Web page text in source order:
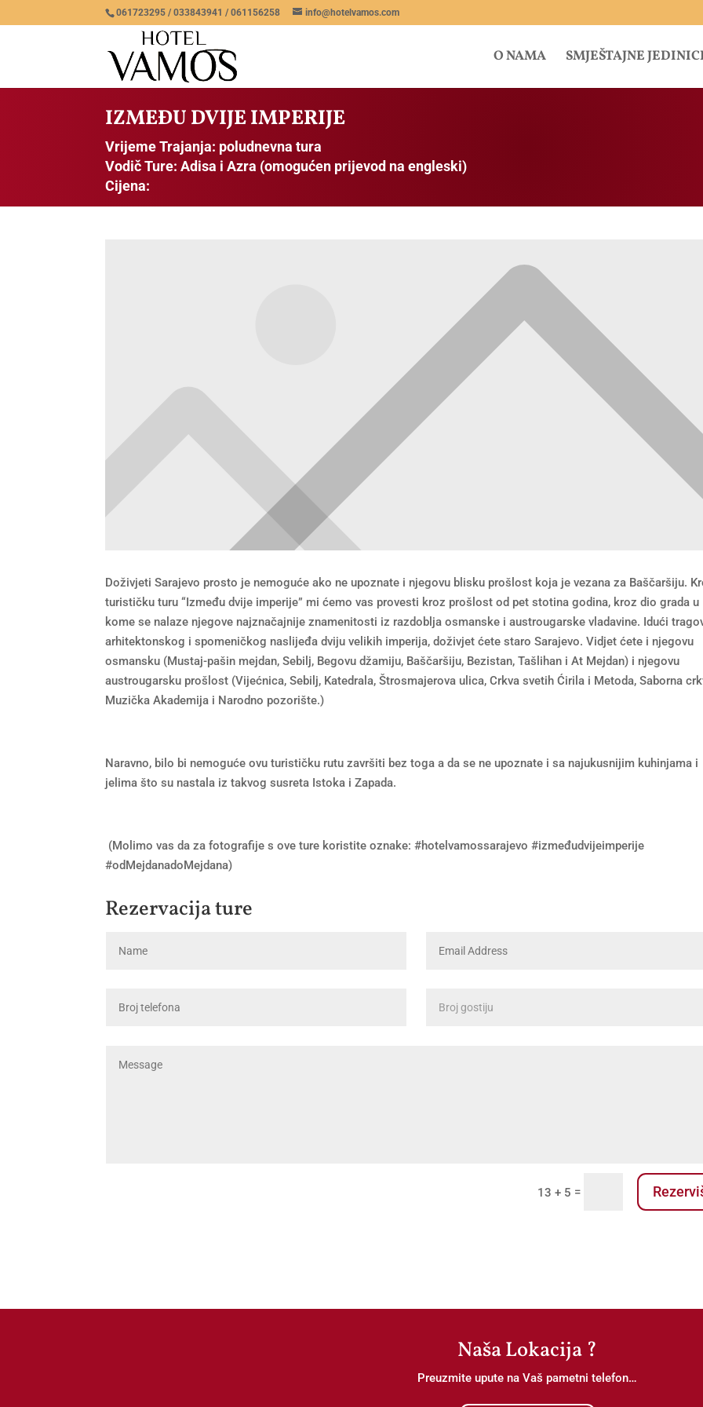
061723295 / 033843941 / 061156258 info@hotelvamos.com
O NAMA SMJEŠTAJNE
IZMEĐU DVIJE IMPERIJE
Vrijeme Trajanja: poludnevna tura
Vodič Ture: Adisa i Azra (omogućen prijevod na engleski)
Cijena:
Doživjeti Sarajevo prosto je nemoguće ako ne upoznate i njegovu blisku prošlost koja je vezana za Baščaršiju.
turističku turu “Između dvije imperije” mi ćemo vas provesti kroz prošlost od pet stotina godina, kroz dio grada u
kome se nalaze njegove najznačajnije znamenitosti iz razdoblja osmanske i austrougarske vladavine. Idući
arhitektonskog i spomeničkog naslijeđa dviju velikih imperija, doživjet ćete staro Sarajevo. Vidjet ćete i njegovu
osmansku (Mustaj-pašin mejdan, Sebilj, Begovu džamiju, Baščaršiju, Bezistan, Tašlihan i At Mejdan) i njegovu
austrougarsku prošlost (Vijećnica, Sebilj, Katedrala, Štrosmajerova ulica, Crkva svetih Ćirila i Metoda, Saborna
Muzička Akademija i Narodno pozorište.)
Naravno, bilo bi nemoguće ovu turističku rutu završiti bez toga a da se ne upoznate i sa najukusnijim kuhinjama i
jelima što su nastala iz takvog susreta Istoka i Zapada.
(Molimo vas da za fotografije s ove ture koristite oznake: #hotelvamossarajevo #izmeđudvijeimperije
#odMejdanadoMejdana)
Rezervacija ture
13 + 5 =
Naša Lokacija ?
Preuzmite upute na Vaš pametni telefon…